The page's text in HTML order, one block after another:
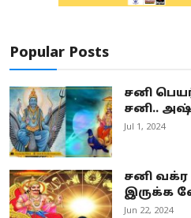
Popular Posts
சனி
சனி..
Jul 1, 2024
சனி வக்ர
இருக்க
Jun 22, 2024